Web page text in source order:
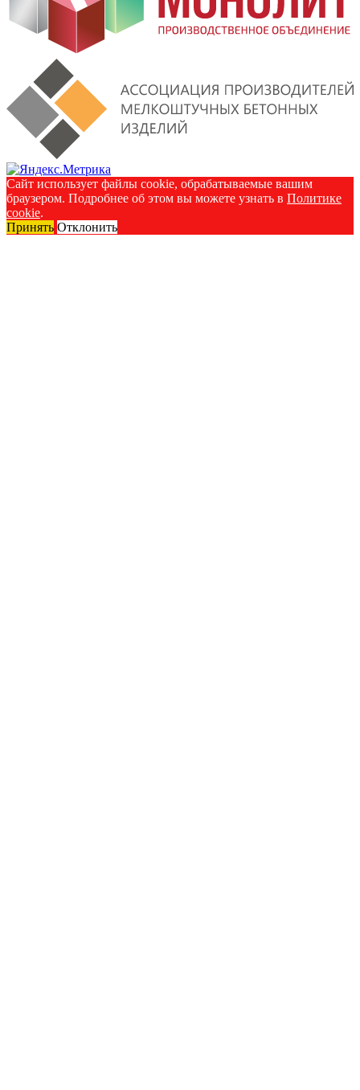
Сайт использует файлы cookie, обрабатываемые вашим
браузером. Подробнее об этом вы можете узнать в Политике
cookie.
Принять Отклонить